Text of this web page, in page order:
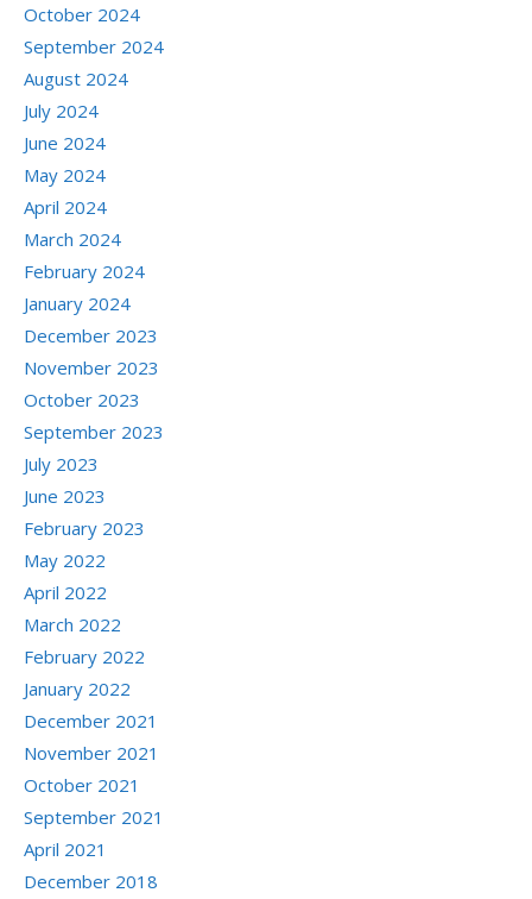
October 2024
September 2024
August 2024
July 2024
June 2024
May 2024
April 2024
March 2024
February 2024
January 2024
December 2023
November 2023
October 2023
September 2023
July 2023
June 2023
February 2023
May 2022
April 2022
March 2022
February 2022
January 2022
December 2021
November 2021
October 2021
September 2021
April 2021
December 2018